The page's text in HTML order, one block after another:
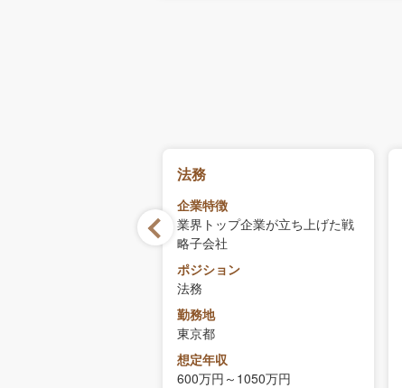
法務
企業特徴
業界トップ企業が立ち上げた戦
略子会社
ポジション
法務
勤務地
東京都
想定年収
600万円～1050万円